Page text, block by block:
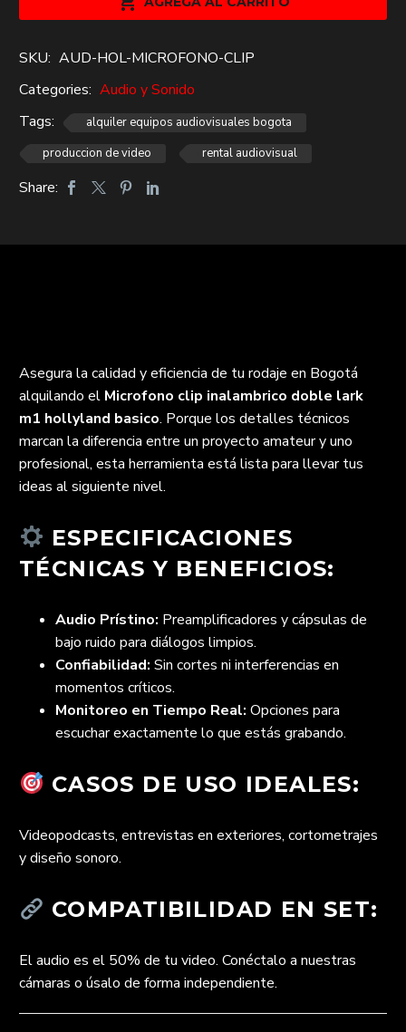
lark
hollyland
basico
cantidad
SKU: AUD-HOL-MICROFONO-CLIP
Categories: Audio y Sonido
Tags:
alquiler equipos audiovisuales bogota
produccion de video
rental audiovisual
Share:
Asegura la calidad y eficiencia de tu rodaje en Bogotá
alquilando el Microfono clip inalambrico doble lark
m1 hollyland basico. Porque los detalles técnicos
marcan la diferencia entre un proyecto amateur y uno
profesional, esta herramienta está lista para llevar tus
ideas al siguiente nivel.
ESPECIFICACIONES
TÉCNICAS Y BENEFICIOS:
Audio Prístino: Preamplificadores y cápsulas de
bajo ruido para diálogos limpios.
Confiabilidad: Sin cortes ni interferencias en
momentos críticos.
Monitoreo en Tiempo Real: Opciones para
escuchar exactamente lo que estás grabando.
CASOS DE USO IDEALES:
Videopodcasts, entrevistas en exteriores, cortometrajes
y diseño sonoro.
COMPATIBILIDAD EN SET:
El audio es el 50% de tu video. Conéctalo a nuestras
cámaras o úsalo de forma independiente.